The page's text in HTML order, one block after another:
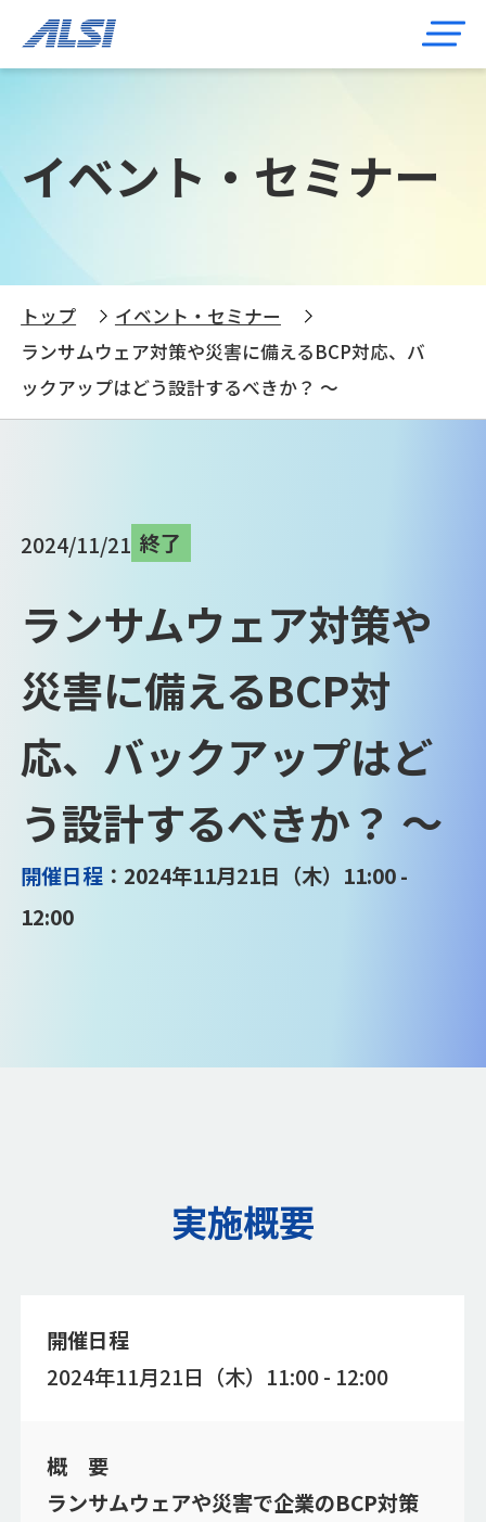
イベント・セミナー
トップ
イベント・セミナー
ランサムウェア対策や災害に備えるBCP対応、バ
ックアップはどう設計するべきか？ ～
2024/11/21 終了
ランサムウェア対策や
災害に備えるBCP対
応、バックアップはど
う設計するべきか？ ～
開催日程 ：2024年11月21日（木）11:00 -
12:00
実施概要
開催日程
2024年11月21日（木）11:00 - 12:00
概 要
ランサムウェアや災害で企業のBCP対策